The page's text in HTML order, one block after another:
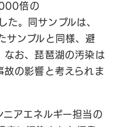
倍の
。同サンプルは、
サンプルと同様、避
なお、琵琶湖の汚染は
故の影響と考えられま
ニアエネルギー担当の